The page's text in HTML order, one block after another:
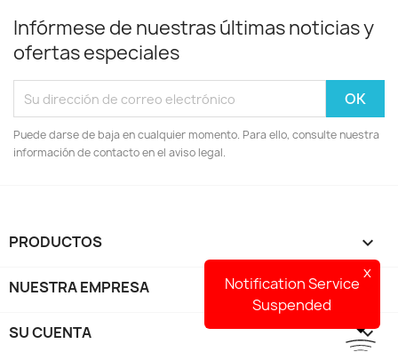
Infórmese de nuestras últimas noticias y
ofertas especiales
Puede darse de baja en cualquier momento. Para ello, consulte nuestra
información de contacto en el aviso legal.
PRODUCTOS 
NUESTRA EMPRESA 
SU CUENTA 
x
Notification Service
Suspended